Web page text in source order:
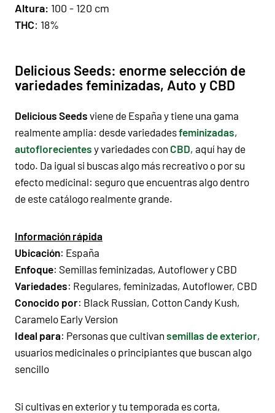
Altura: 100 - 120 cm
THC: 18%
Delicious Seeds: enorme selección de
variedades feminizadas, Auto y CBD
Delicious Seeds viene de España y tiene una gama
realmente amplia: desde variedadesfeminizadas,
autoflorecientes y variedades con CBD, aquí hay de
todo. Da igual si buscas algo más recreativo o por su
efecto medicinal: seguro que encuentras algo dentro
de este catálogo realmente grande.
Información rápida
Ubicación: España
Enfoque: Semillas feminizadas, Autoflowery CBD
Variedades: Regulares, feminizadas, Autoflower, CBD
Conocido por: Black Russian, Cotton Candy Kush,
Caramelo Early Version
Ideal para: Personas que cultivan semillas de exterior,
usuarios medicinales o principiantes que buscan algo
sencillo
Si cultivas en exterior y tu temporada es corta,